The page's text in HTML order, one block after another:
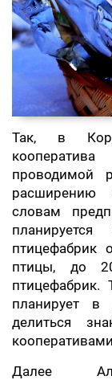
Так, в
проводимой
расширению
словам
птицы, до
птицефабрик.
планирует в
делиться
Далее